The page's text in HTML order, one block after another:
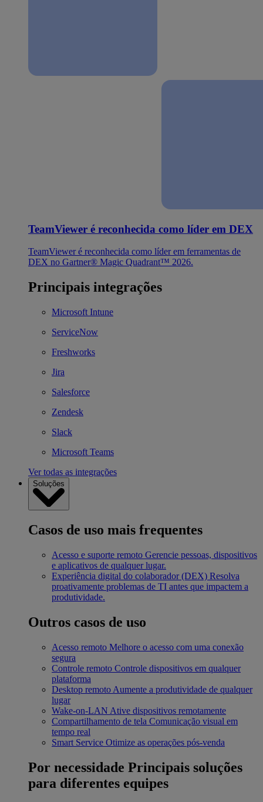
TeamViewer é reconhecida como líder em DEX
TeamViewer é reconhecida como líder em ferramentas de
DEX no Gartner® Magic Quadrant™ 2026.
Principais integrações
Microsoft Intune
ServiceNow
Freshworks
Jira
Salesforce
Zendesk
Slack
Microsoft Teams
Ver todas as integrações
Soluções
Casos de uso mais frequentes
Acesso e suporte remoto Gerencie pessoas, dispositivos
e aplicativos de qualquer lugar.
Experiência digital do colaborador (DEX) Resolva
proativamente problemas de TI antes que impactem a
produtividade.
Outros casos de uso
Acesso remoto Melhore o acesso com uma conexão
segura
Controle remoto Controle dispositivos em qualquer
plataforma
Desktop remoto Aumente a produtividade de qualquer
lugar
Wake-on-LAN Ative dispositivos remotamente
Compartilhamento de tela Comunicação visual em
tempo real
Smart Service Otimize as operações pós-venda
Por necessidade Principais soluções
para diferentes equipes